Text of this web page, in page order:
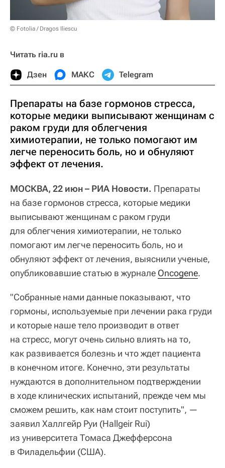
© Fotolia / Dragos Iliescu
Читать ria.ru в
Дзен МАКС Telegram
Препараты на базе гормонов стресса,
которые медики выписывают женщинам с
раком груди для облегчения
химиотерапии, не только помогают им
легче переносить боль, но и обнуляют
эффект от лечения.
МОСКВА, 22 июн – РИА Новости. Препараты
на базе гормонов стресса, которые медики
выписывают женщинам с раком груди
для облегчения химиотерапии, не только
помогают им легче переносить боль, но и
обнуляют эффект от лечения, выяснили ученые,
опубликовавшие статью в журнале Oncogene.
"Собранные нами данные показывают, что
гормоны, используемые при лечении рака груди
и которые наше тело производит в ответ
на стресс, могут очень сильно влиять на то,
как развивается болезнь и что ждет пациента
в конечном итоге. Конечно, эти результаты
нуждаются в дополнительном подтверждении
в ходе клинических испытаний, прежде чем мы
сможем решить, как нам стоит поступить", —
заявил Халлгейр Руи (Hallgeir Rui)
из университета Томаса Джефферсона
в Филадельфии (США).